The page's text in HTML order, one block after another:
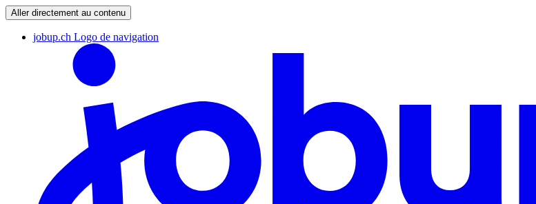
Aller directement au contenu
jobup.ch Logo de navigation